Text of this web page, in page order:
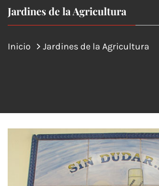
Jardines de la Agricultura
Inicio Jardines de la Agricultura